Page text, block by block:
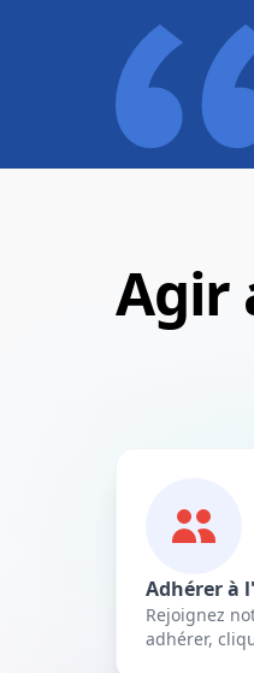
Agir
Adhérer à
Rejoignez
adhérer,